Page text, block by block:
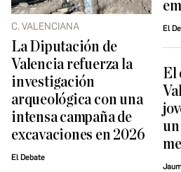
C. VALENCIANA
La Diputación de
Valencia refuerza la
investigación
arqueológica con una
intensa campaña de
excavaciones en 2026
El Debate
El
El
un